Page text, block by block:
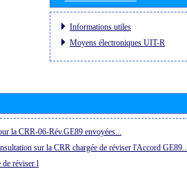
Informations utiles
Moyens électroniques UIT-R
la CRR-06-Rév.GE89 envoyées...
sur la CRR chargée de réviser l'Accord
de réviser l